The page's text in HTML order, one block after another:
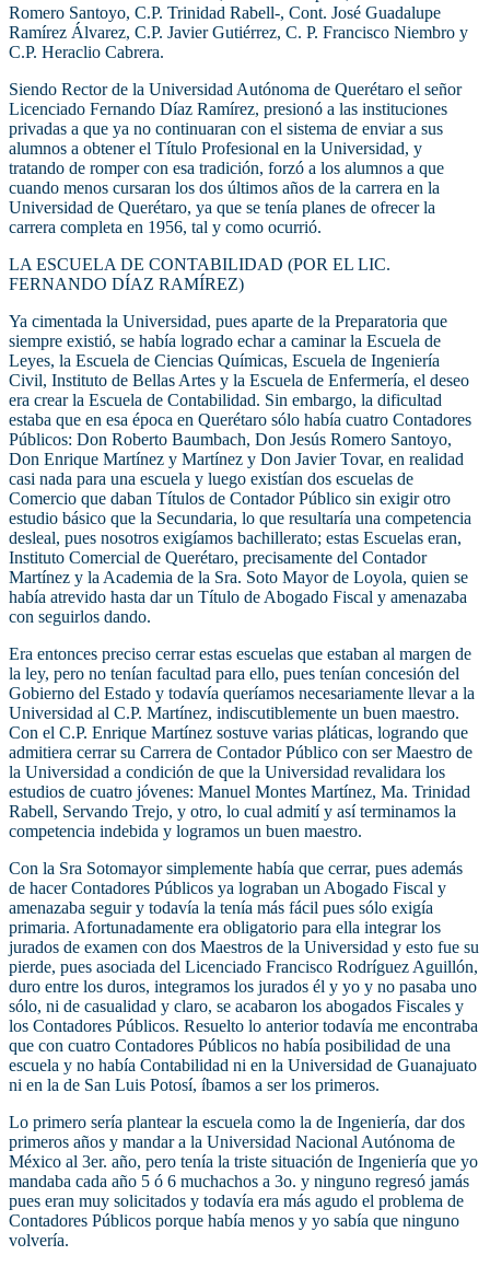
Romero Santoyo, C.P. Trinidad Rabell-, Cont. José Guadalupe
Ramírez Álvarez, C.P. Javier Gutiérrez, C. P. Francisco Niembro y
C.P. Heraclio Cabrera.
Siendo Rector de la Universidad Autónoma de Querétaro el señor
Licenciado Fernando Díaz Ramírez, presionó a las instituciones
privadas a que ya no continuaran con el sistema de enviar a sus
alumnos a obtener el Título Profesional en la Universidad, y
tratando de romper con esa tradición, forzó a los alumnos a que
cuando menos cursaran los dos últimos años de la carrera en la
Universidad de Querétaro, ya que se tenía planes de ofrecer la
carrera completa en 1956, tal y como ocurrió.
LA ESCUELA DE CONTABILIDAD (POR EL LIC.
FERNANDO DÍAZ RAMÍREZ)
Ya cimentada la Universidad, pues aparte de la Preparatoria que
siempre existió, se había logrado echar a caminar la Escuela de
Leyes, la Escuela de Ciencias Químicas, Escuela de Ingeniería
Civil, Instituto de Bellas Artes y la Escuela de Enfermería, el deseo
era crear la Escuela de Contabilidad. Sin embargo, la dificultad
estaba que en esa época en Querétaro sólo había cuatro Contadores
Públicos: Don Roberto Baumbach, Don Jesús Romero Santoyo,
Don Enrique Martínez y Martínez y Don Javier Tovar, en realidad
casi nada para una escuela y luego existían dos escuelas de
Comercio que daban Títulos de Contador Público sin exigir otro
estudio básico que la Secundaria, lo que resultaría una competencia
desleal, pues nosotros exigíamos bachillerato; estas Escuelas eran,
Instituto Comercial de Querétaro, precisamente del Contador
Martínez y la Academia de la Sra. Soto Mayor de Loyola, quien se
había atrevido hasta dar un Título de Abogado Fiscal y amenazaba
con seguirlos dando.
Era entonces preciso cerrar estas escuelas que estaban al margen de
la ley, pero no tenían facultad para ello, pues tenían concesión del
Gobierno del Estado y todavía queríamos necesariamente llevar a la
Universidad al C.P. Martínez, indiscutiblemente un buen maestro.
Con el C.P. Enrique Martínez sostuve varias pláticas, logrando que
admitiera cerrar su Carrera de Contador Público con ser Maestro de
la Universidad a condición de que la Universidad revalidara los
estudios de cuatro jóvenes: Manuel Montes Martínez, Ma. Trinidad
Rabell, Servando Trejo, y otro, lo cual admití y así terminamos la
competencia indebida y logramos un buen maestro.
Con la Sra Sotomayor simplemente había que cerrar, pues además
de hacer Contadores Públicos ya lograban un Abogado Fiscal y
amenazaba seguir y todavía la tenía más fácil pues sólo exigía
primaria. Afortunadamente era obligatorio para ella integrar los
jurados de examen con dos Maestros de la Universidad y esto fue su
pierde, pues asociada del Licenciado Francisco Rodríguez Aguillón,
duro entre los duros, integramos los jurados él y yo y no pasaba uno
sólo, ni de casualidad y claro, se acabaron los abogados Fiscales y
los Contadores Públicos. Resuelto lo anterior todavía me encontraba
que con cuatro Contadores Públicos no había posibilidad de una
escuela y no había Contabilidad ni en la Universidad de Guanajuato
ni en la de San Luis Potosí, íbamos a ser los primeros.
Lo primero sería plantear la escuela como la de Ingeniería, dar dos
primeros años y mandar a la Universidad Nacional Autónoma de
México al 3er. año, pero tenía la triste situación de Ingeniería que yo
mandaba cada año 5 ó 6 muchachos a 3o. y ninguno regresó jamás
pues eran muy solicitados y todavía era más agudo el problema de
Contadores Públicos porque había menos y yo sabía que ninguno
volvería.